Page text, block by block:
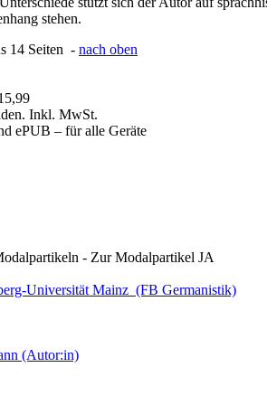
stehen.
14 Seiten - nach oben
Inkl. MwSt.
ePUB – für alle Geräte
- Zur Modalpartikel JA
Universität Mainz (FB Germanistik)
(Autor:in)